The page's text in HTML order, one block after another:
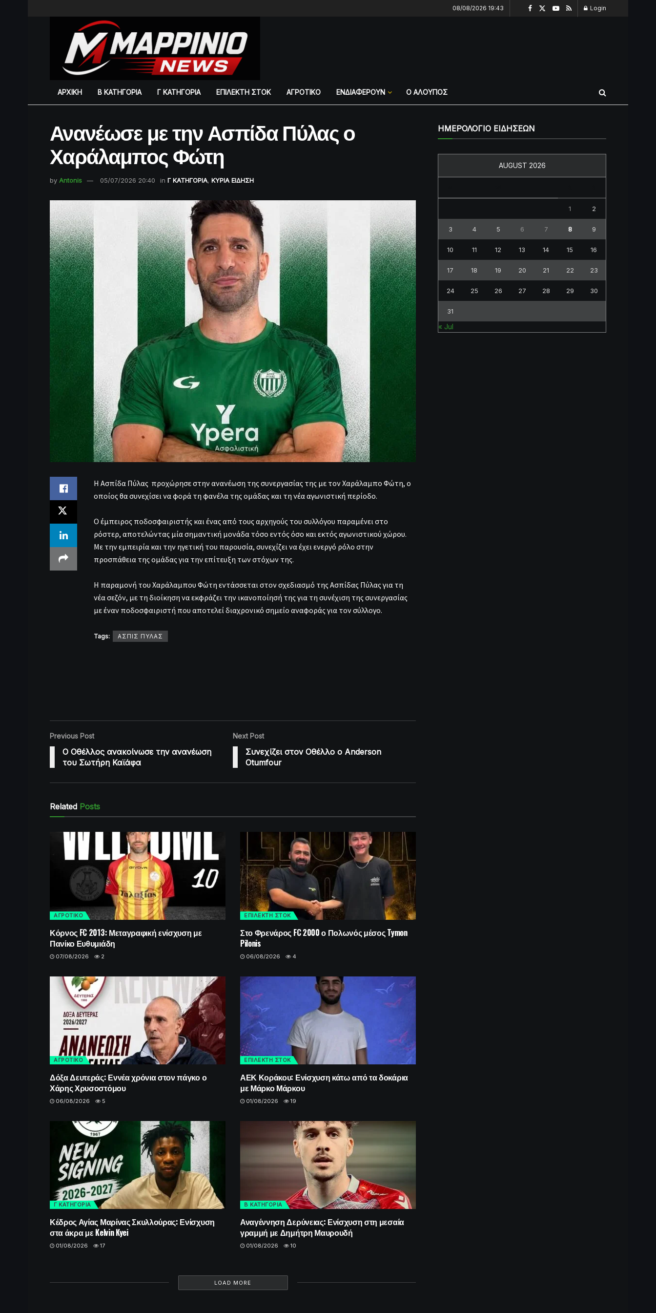
08/08/2026 19:43 Login
ΑΡΧΙΚΗ Β ΚΑΤΗΓΟΡΙΑ Γ ΚΑΤΗΓΟΡΙΑ ΕΠΙΛΕΚΤΗ ΣΤΟΚ ΑΓΡΟΤΙΚΟ ΕΝΔΙΑΦΕΡΟΥΝ Ο ΑΛΟΥΠΟΣ
Ανανέωσε με την Ασπίδα Πύλας ο
Χαράλαμπος Φώτη
by Antonis 05/07/2026 20:40 in Γ ΚΑΤΗΓΟΡΙΑ, ΚΥΡΙΑ ΕΙΔΗΣΗ
Η Ασπίδα Πύλας προχώρησε στην ανανέωση της συνεργασίας της με τον Χαράλαμπο Φώτη, ο
οποίος θα συνεχίσει να φορά τη φανέλα της ομάδας και τη νέα αγωνιστική περίοδο.
Ο έμπειρος ποδοσφαιριστής και ένας από τους αρχηγούς του συλλόγου παραμένει στο
ρόστερ, αποτελώντας μία σημαντική μονάδα τόσο εντός όσο και εκτός αγωνιστικού χώρου.
Με την εμπειρία και την ηγετική του παρουσία, συνεχίζει να έχει ενεργό ρόλο στην
προσπάθεια της ομάδας για την επίτευξη των στόχων της.
Η παραμονή του Χαράλαμπου Φώτη εντάσσεται στον σχεδιασμό της Ασπίδας Πύλας για τη
νέα σεζόν, με τη διοίκηση να εκφράζει την ικανοποίησή της για τη συνέχιση της συνεργασίας
με έναν ποδοσφαιριστή που αποτελεί διαχρονικό σημείο αναφοράς για τον σύλλογο.
Tags: ΑΣΠΙΣ ΠΥΛΑΣ
Previous Post
Ο Οθέλλος ανακοίνωσε την ανανέωση
του Σωτήρη Καϊάφα
Next Post
Συνεχίζει στον Οθέλλο ο Anderson
Otumfour
Related Posts
ΑΓΡΟΤΙΚΟ
Κόρνος FC 2013: Μεταγραφική ενίσχυση με
Πανίκο Ευθυμιάδη
07/08/2026 2
ΕΠΙΛΕΚΤΗ ΣΤΟΚ
Στο Φρενάρος FC 2000 ο Πολωνός μέσος Tymon
Pilonis
06/08/2026 4
ΑΓΡΟΤΙΚΟ
Δόξα Δευτεράς: Εννέα χρόνια στον πάγκο ο
Χάρης Χρυσοστόμου
06/08/2026 5
ΕΠΙΛΕΚΤΗ ΣΤΟΚ
ΑΕΚ Κοράκου: Ενίσχυση κάτω από τα δοκάρια
με Μάρκο Μάρκου
01/08/2026 19
Γ ΚΑΤΗΓΟΡΙΑ
Κέδρος Αγίας Μαρίνας Σκυλλούρας: Ενίσχυση
στα άκρα με Kelvin Kyei
01/08/2026 17
Β ΚΑΤΗΓΟΡΙΑ
Αναγέννηση Δερύνειας: Ενίσχυση στη μεσαία
γραμμή με Δημήτρη Μαυρουδή
01/08/2026 10
LOAD MORE
ΗΜΕΡΟΛΟΓΙΟ ΕΙΔΗΣΕΩΝ
AUGUST 2026
1 2
3 4 5 6 7 8 9
10 11 12 13 14 15 16
17 18 19 20 21 22 23
24 25 26 27 28 29 30
31
« Jul